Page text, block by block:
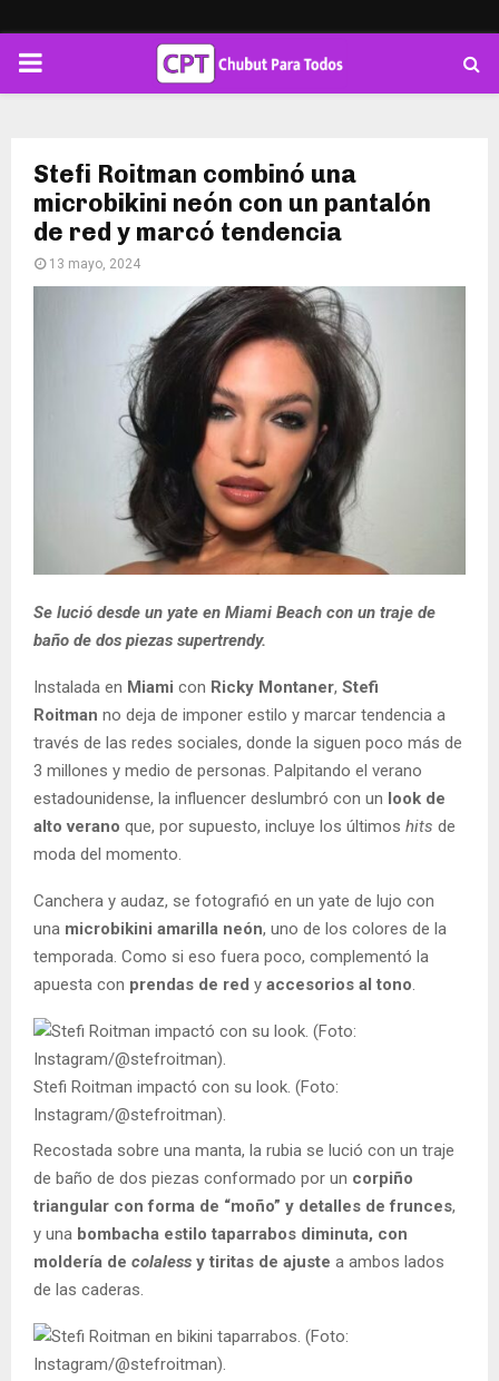
PRIMARY
Stefi Roitman combinó una
microbikini neón con un pantalón
de red y marcó tendencia
13 mayo, 2024
Se lució desde un yate en Miami Beach con un traje de
baño de dos piezas supertrendy.
Instalada en Miami con Ricky Montaner, Stefi
Roitman no deja de imponer estilo y marcar tendencia a
través de las redes sociales, donde la siguen poco más de
3 millones y medio de personas. Palpitando el verano
estadounidense, la influencer deslumbró con un look de
alto verano que, por supuesto, incluye los últimos hits de
moda del momento.
Canchera y audaz, se fotografió en un yate de lujo con
una microbikini amarilla neón, uno de los colores de la
temporada. Como si eso fuera poco, complementó la
apuesta con prendas de red y accesorios al tono.
Stefi Roitman impactó con su look. (Foto:
Instagram/@stefroitman).
Recostada sobre una manta, la rubia se lució con un traje
de baño de dos piezas conformado por un corpiño
triangular con forma de “moño” y detalles de frunces,
y una bombacha estilo taparrabos diminuta, con
moldería de colaless y tiritas de ajuste a ambos lados
de las caderas.